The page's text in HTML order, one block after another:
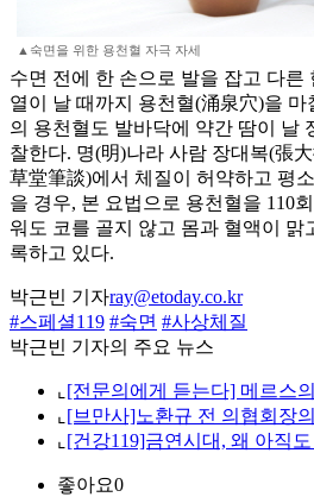
▲숙면을 위한 용천혈 자극 자세
수면 전에 한 손으로 발을 잡고 다른
열이 날 때까지 용천혈(涌泉穴)을
의 용천혈도 발바닥에 약간 땀이 날
찰한다. 명(明)나라 사람 장대복(張
草堂筆談)에서 체질이 허약하고 평
을 경우, 본 요법으로 용천혈을 110
워도 코를 골지 않고 몸과 혈액이 맑
록하고 있다.
박근빈 기자ray@etoday.co.kr
#스페셜119 #숙면 #사상체질
박근빈 기자의 주요 뉴스
⌞ [전문의에게 듣는다] 메르스
⌞ [브만사]노환규 전 의협회장
⌞ [건강119]금연시대, 왜 아직
좋아요0